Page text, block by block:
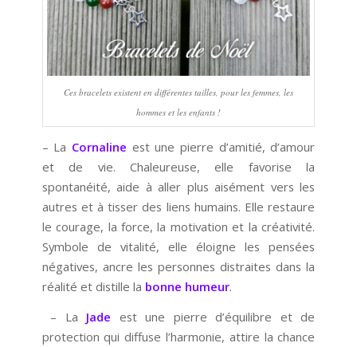
Ces bracelets existent en différentes tailles, pour les femmes, les
hommes et les enfants !
– La Cornaline est une pierre d’amitié, d’amour
et de vie. Chaleureuse, elle favorise la
spontanéité, aide à aller plus aisément vers les
autres et à tisser des liens humains. Elle restaure
le courage, la force, la motivation et la créativité.
Symbole de vitalité, elle éloigne les pensées
négatives, ancre les personnes distraites dans la
réalité et distille la bonne humeur.
– La Jade est une pierre d’équilibre et de
protection qui diffuse l’harmonie, attire la chance